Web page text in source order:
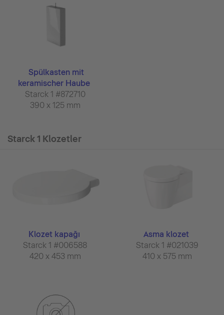
Spülkasten mit
keramischer Haube
Starck 1 #872710
390 x 125 mm
Starck 1 Klozetler
Klozet kapağı
Starck 1 #006588
420 x 453 mm
Asma klozet
Starck 1 #021039
410 x 575 mm